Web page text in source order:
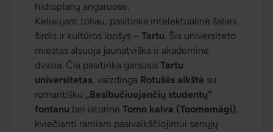
hidroplanų angaruose.
Keliaujant toliau, pasitinka intelektualinė šalies
širdis ir kultūros lopšys – Tartu. Šis universiteto
miestas alsuoja jaunatviška ir akademine
dvasia. Čia pasitinka garsusis Tartu
universitetas, vaizdinga Rotušės aikštė su
romantišku „Besibučiuojančių studentų“
fontanu bei istorinė Tomo kalva (Toomemägi),
kviečianti ramiam pasivaikščiojimui senųjų